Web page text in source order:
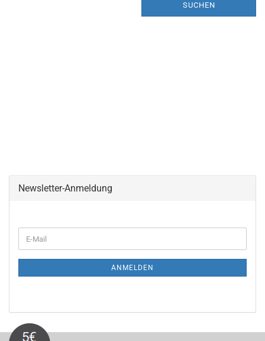
SUCHEN
Newsletter-Anmeldung
ZUR
E-
Mail
ANMELDEN